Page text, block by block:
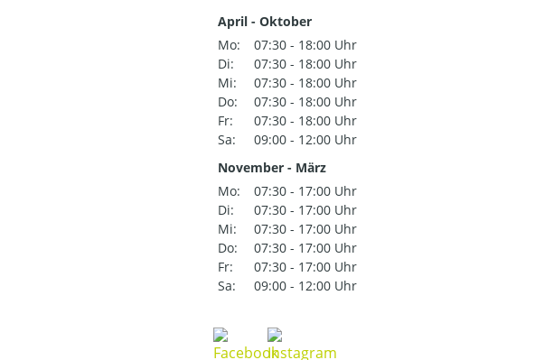
April - Oktober
Mo:
07:30 - 18:00 Uhr
Di:
07:30 - 18:00 Uhr
Mi:
07:30 - 18:00 Uhr
Do:
07:30 - 18:00 Uhr
Fr:
07:30 - 18:00 Uhr
Sa:
09:00 - 12:00 Uhr
November - März
Mo:
07:30 - 17:00 Uhr
Di:
07:30 - 17:00 Uhr
Mi:
07:30 - 17:00 Uhr
Do:
07:30 - 17:00 Uhr
Fr:
07:30 - 17:00 Uhr
Sa:
09:00 - 12:00 Uhr